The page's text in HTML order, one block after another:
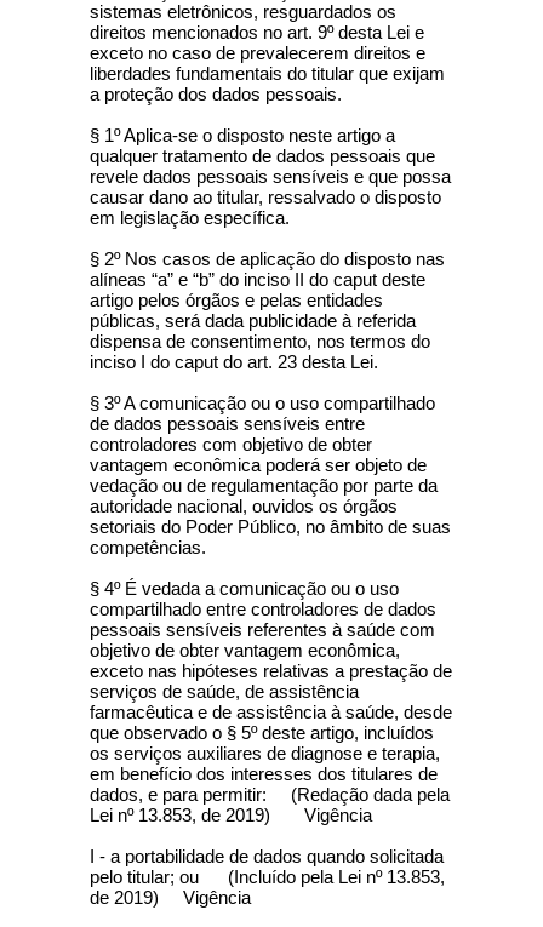
sistemas eletrônicos, resguardados os
direitos mencionados no art. 9º desta Lei e
exceto no caso de prevalecerem direitos e
liberdades fundamentais do titular que exijam
a proteção dos dados pessoais.
§ 1º Aplica-se o disposto neste artigo a
qualquer tratamento de dados pessoais que
revele dados pessoais sensíveis e que possa
causar dano ao titular, ressalvado o disposto
em legislação específica.
§ 2º Nos casos de aplicação do disposto nas
alíneas “a” e “b” do inciso II do caput deste
artigo pelos órgãos e pelas entidades
públicas, será dada publicidade à referida
dispensa de consentimento, nos termos do
inciso I do caput do art. 23 desta Lei.
§ 3º A comunicação ou o uso compartilhado
de dados pessoais sensíveis entre
controladores com objetivo de obter
vantagem econômica poderá ser objeto de
vedação ou de regulamentação por parte da
autoridade nacional, ouvidos os órgãos
setoriais do Poder Público, no âmbito de suas
competências.
§ 4º É vedada a comunicação ou o uso
compartilhado entre controladores de dados
pessoais sensíveis referentes à saúde com
objetivo de obter vantagem econômica,
exceto nas hipóteses relativas a prestação de
serviços de saúde, de assistência
farmacêutica e de assistência à saúde, desde
que observado o § 5º deste artigo, incluídos
os serviços auxiliares de diagnose e terapia,
em benefício dos interesses dos titulares de
dados, e para permitir: (Redação dada pela
Lei nº 13.853, de 2019) Vigência
I - a portabilidade de dados quando solicitada
pelo titular; ou (Incluído pela Lei nº 13.853,
de 2019) Vigência